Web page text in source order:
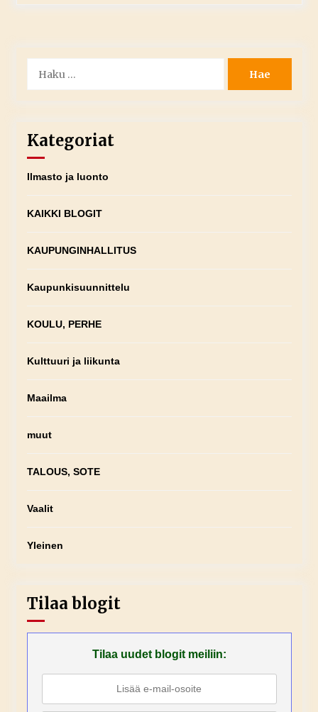
Kategoriat
Ilmasto ja luonto
KAIKKI BLOGIT
KAUPUNGINHALLITUS
Kaupunkisuunnittelu
KOULU, PERHE
Kulttuuri ja liikunta
Maailma
muut
TALOUS, SOTE
Vaalit
Yleinen
Tilaa blogit
Tilaa uudet blogit meiliin: